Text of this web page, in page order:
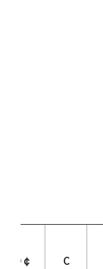
C
￠D